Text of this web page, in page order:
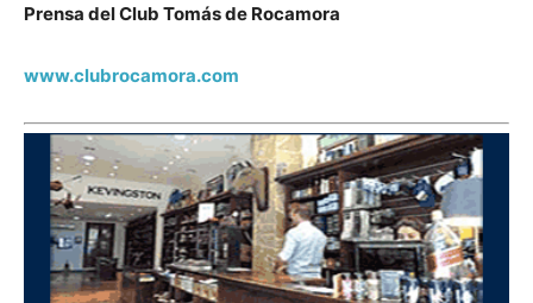
Prensa del Club Tomás de Rocamora
www.clubrocamora.com